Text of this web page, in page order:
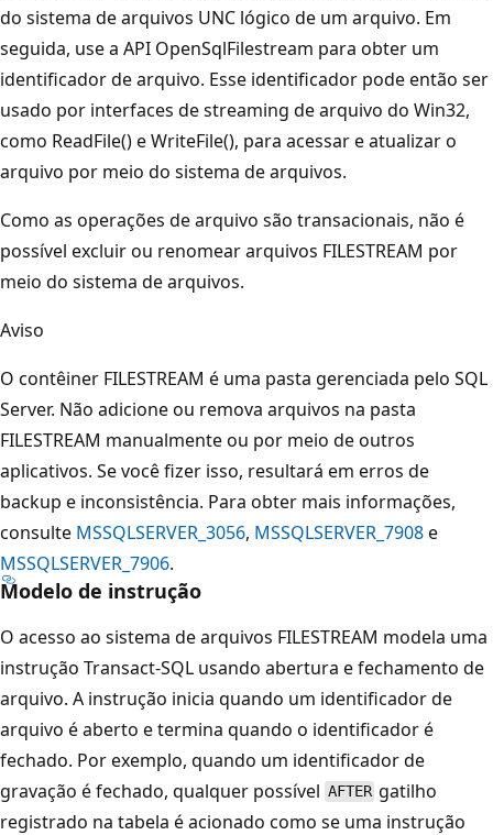
do sistema de arquivos UNC lógico de um arquivo. Em
seguida, use a API OpenSqlFilestream para obter um
identificador de arquivo. Esse identificador pode então ser
usado por interfaces de streaming de arquivo do Win32,
como ReadFile() e WriteFile(), para acessar e atualizar o
arquivo por meio do sistema de arquivos.
Como as operações de arquivo são transacionais, não é
possível excluir ou renomear arquivos FILESTREAM por
meio do sistema de arquivos.
Aviso
O contêiner FILESTREAM é uma pasta gerenciada pelo SQL
Server. Não adicione ou remova arquivos na pasta
FILESTREAM manualmente ou por meio de outros
aplicativos. Se você fizer isso, resultará em erros de
backup e inconsistência. Para obter mais informações,
consulte MSSQLSERVER_3056, MSSQLSERVER_7908e
MSSQLSERVER_7906.
Modelo de instrução
O acesso ao sistema de arquivos FILESTREAM modela uma
instrução Transact-SQL usando abertura e fechamento de
arquivo. A instrução inicia quando um identificador de
arquivo é aberto e termina quando o identificador é
fechado. Por exemplo, quando um identificador de
gravação é fechado, qualquer possível AFTER gatilho
registrado na tabela é acionado como se uma instrução